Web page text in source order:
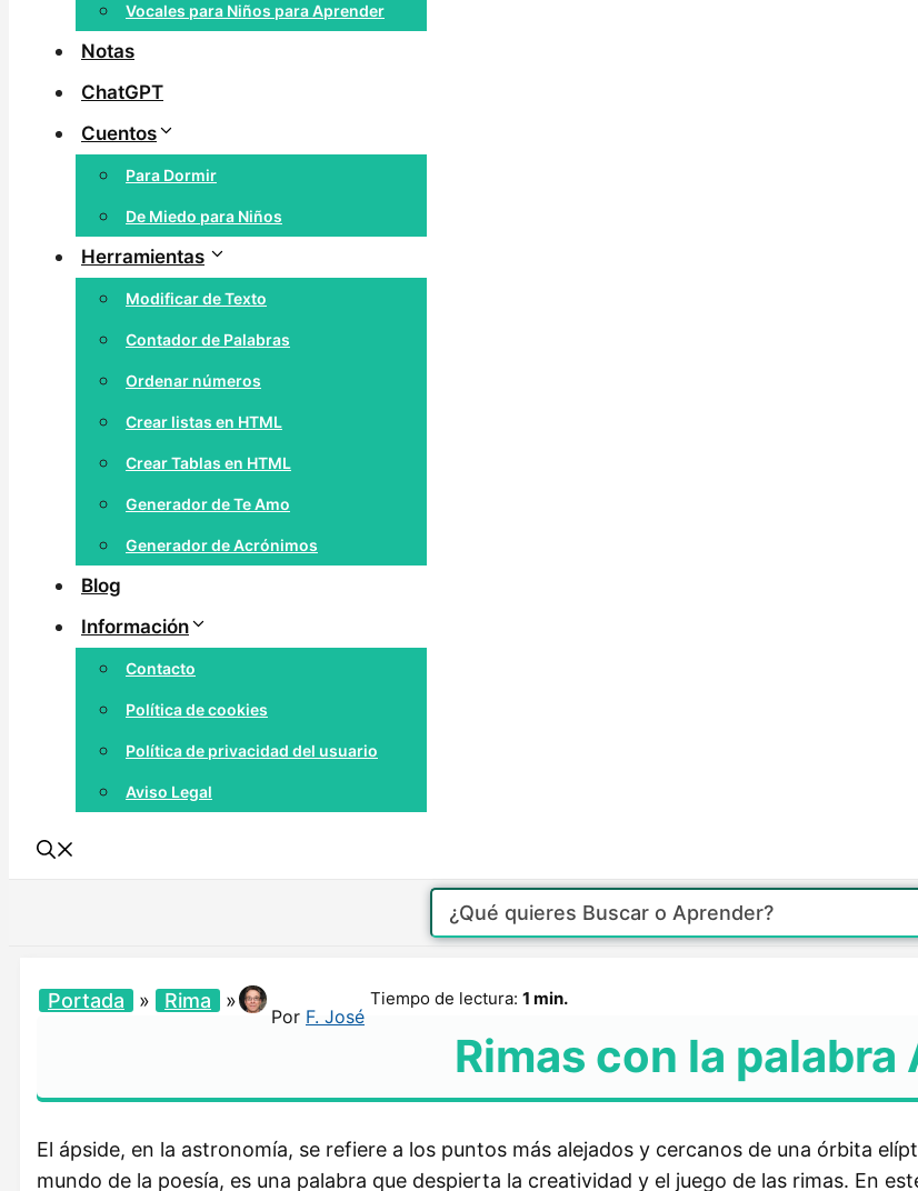
Vocales para Niños para Aprender
Notas
ChatGPT
Cuentos
Para Dormir
De Miedo para Niños
Herramientas
Modificar de Texto
Contador de Palabras
Ordenar números
Crear listas en HTML
Crear Tablas en HTML
Generador de Te Amo
Generador de Acrónimos
Blog
Información
Contacto
Política de cookies
Política de privacidad del usuario
Aviso Legal
Portada » Rima »
Por F. José
Tiempo de lectura: 1 min.
Rimas con la palabra
El ápside, en la astronomía, se refiere a los puntos más alejados y cercanos de una órbita
mundo de la poesía, es una palabra que despierta la creatividad y el juego de las rimas. En